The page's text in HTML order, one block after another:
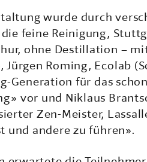
wurde durch
feine Reinigung,
ohne Destillation –
Roming, Ecolab
Generation für das
vor und Niklaus
Zen-Meister,
und andere zu führen».